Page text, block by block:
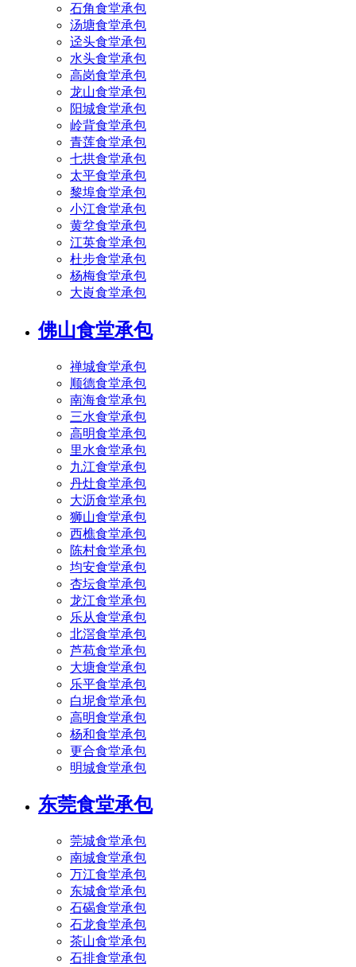
石角食堂承包
汤塘食堂承包
迳头食堂承包
水头食堂承包
高岗食堂承包
龙山食堂承包
阳城食堂承包
岭背食堂承包
青莲食堂承包
七拱食堂承包
太平食堂承包
黎埠食堂承包
小江食堂承包
黄坌食堂承包
江英食堂承包
杜步食堂承包
杨梅食堂承包
大崀食堂承包
佛山食堂承包
禅城食堂承包
顺德食堂承包
南海食堂承包
三水食堂承包
高明食堂承包
里水食堂承包
九江食堂承包
丹灶食堂承包
大沥食堂承包
狮山食堂承包
西樵食堂承包
陈村食堂承包
均安食堂承包
杏坛食堂承包
龙江食堂承包
乐从食堂承包
北滘食堂承包
芦苞食堂承包
大塘食堂承包
乐平食堂承包
白坭食堂承包
高明食堂承包
杨和食堂承包
更合食堂承包
明城食堂承包
东莞食堂承包
莞城食堂承包
南城食堂承包
万江食堂承包
东城食堂承包
石碣食堂承包
石龙食堂承包
茶山食堂承包
石排食堂承包